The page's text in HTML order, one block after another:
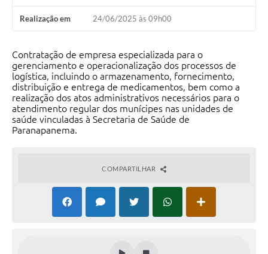
Realização em 24/06/2025 às 09h00
Contratação de empresa especializada para o
gerenciamento e operacionalização dos processos de
logística, incluindo o armazenamento, fornecimento,
distribuição e entrega de medicamentos, bem como a
realização dos atos administrativos necessários para o
atendimento regular dos munícipes nas unidades de
saúde vinculadas à Secretaria de Saúde de
Paranapanema.
COMPARTILHAR